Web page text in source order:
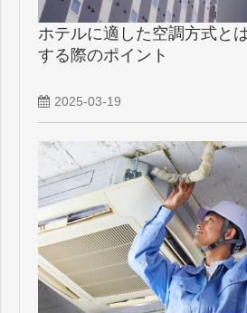
ホテルに適した空調方式と
する際のポイント
2025-03-19